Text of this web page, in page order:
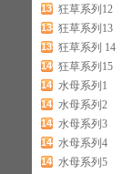
137 狂草系列12
138 狂草系列13
139 狂草系列 14
140 狂草系列15
141 水母系列1
142 水母系列2
143 水母系列3
144 水母系列4
145 水母系列5